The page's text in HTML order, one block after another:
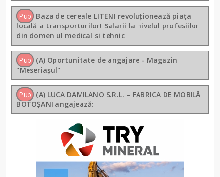
Pub Baza de cereale LITENI revoluționează piața
locală a transporturilor! Salarii la nivelul profesiilor
din domeniul medical si tehnic
Pub (A) Oportunitate de angajare - Magazin
"Meseriașul"
Pub (A) LUCA DAMILANO S.R.L. – FABRICA DE MOBILĂ
BOTOȘANI angajează: